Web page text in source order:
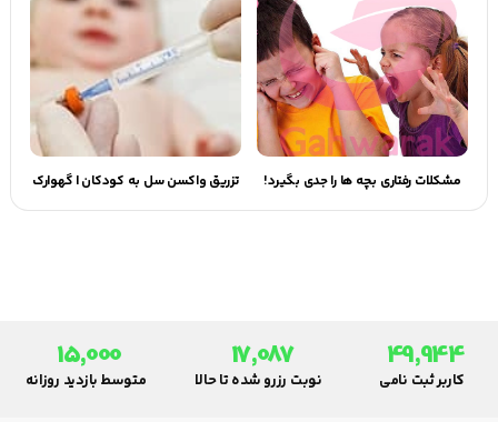
مشکلات رفتاری بچه ها را جدی بگیرد! تزریق واکسن سل به کودکان | گهوارک
49,944
کاربر ثبت نامی
17,087
نوبت رزرو شده تا حالا
15,000
متوسط بازدید روزانه